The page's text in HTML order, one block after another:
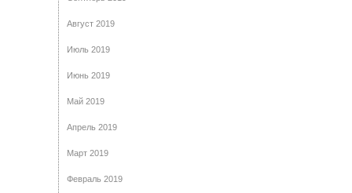
Август 2019
Июль 2019
Июнь 2019
Май 2019
Апрель 2019
Март 2019
Февраль 2019